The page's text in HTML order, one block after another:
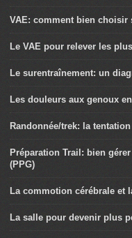
VAE: comment bien choisir
Le VAE pour relever les
Le surentraînement: un
Les douleurs aux genoux
Randonnée/trek: la
Préparation Trail: bien
(PPG)
La commotion cérébrale et
La salle pour devenir plus